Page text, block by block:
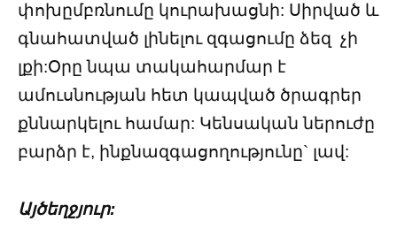
փոխըմբռնումը կուրախացնի: Սիրված և
գնահատված լինելու զգացումը ձեզ չի
լքի:Օրը նպա տակահարմար է
ամուսնության հետ կապված ծրագրեր
քննարկելու համար: Կենսական ներուժը
բարձր է, ինքնազգացողությունը` լավ:
Այծեղջյուր: